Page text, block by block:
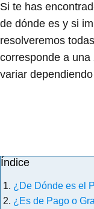
Si te has
de dónde es y si
resolveremos
corresponde a
variar
Índice
¿De Dónde es el
¿Es de Pago o